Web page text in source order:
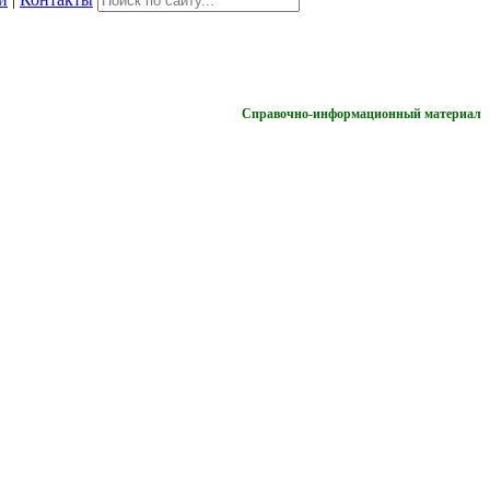
Справочно-информационный материал